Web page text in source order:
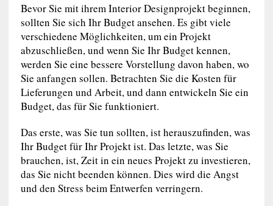
Bevor Sie mit ihrem Interior Designprojekt beginnen,
sollten Sie sich Ihr Budget ansehen. Es gibt viele
verschiedene Möglichkeiten, um ein Projekt
abzuschließen, und wenn Sie Ihr Budget kennen,
werden Sie eine bessere Vorstellung davon haben, wo
Sie anfangen sollen. Betrachten Sie die Kosten für
Lieferungen und Arbeit, und dann entwickeln Sie ein
Budget, das für Sie funktioniert.
Das erste, was Sie tun sollten, ist herauszufinden, was
Ihr Budget für Ihr Projekt ist. Das letzte, was Sie
brauchen, ist, Zeit in ein neues Projekt zu investieren,
das Sie nicht beenden können. Dies wird die Angst
und den Stress beim Entwerfen verringern.